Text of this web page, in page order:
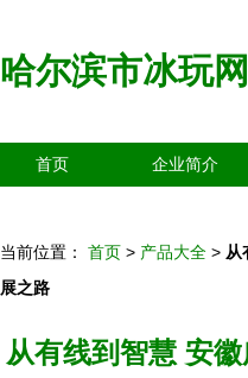
哈尔滨市冰玩
首页 企业简介
当前位置： 首页 > 产品大全 > 从
展之路
从有线到智慧 安